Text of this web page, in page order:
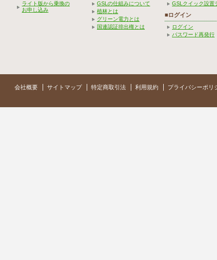
ライト版から乗換の
お申し込み
GSLの仕組みについて
植林とは
グリーン電力とは
国連認証排出権とは
GSLクイック設置
■ログイン
ログイン
パスワード再発行
会社概要 サイトマップ 特定商取引法 利用規約 プライバシーポリ